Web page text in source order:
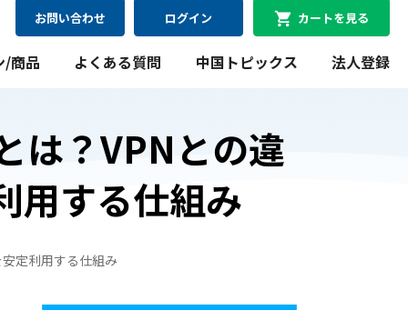
お問い合わせ ログイン カートを見る
08月09日
WiFiレンタルプラン
/商品 よくある質問 中国トピックス 法人登録
は？VPNとの違
用する仕組み
定利用する仕組み